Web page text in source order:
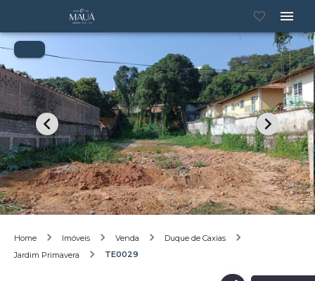
Home Imóveis Venda
Duque de Caxias
Jardim Primavera
TE0029